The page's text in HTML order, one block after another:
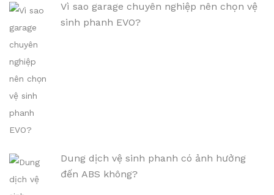
Vì sao garage chuyên nghiệp nên chọn vệ
sinh phanh EVO?
Dung dịch vệ sinh phanh có ảnh hưởng
đến ABS không?